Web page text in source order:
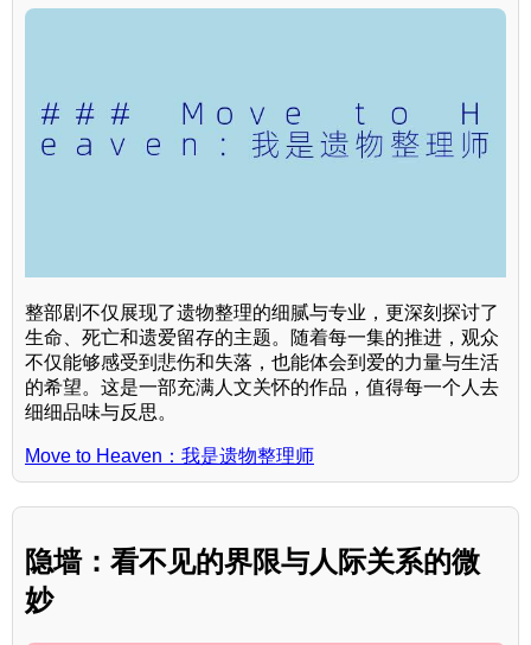
整部剧不仅展现了遗物整理的细腻与专业，更深刻探讨了
生命、死亡和遗爱留存的主题。随着每一集的推进，观众
不仅能够感受到悲伤和失落，也能体会到爱的力量与生活
的希望。这是一部充满人文关怀的作品，值得每一个人去
细细品味与反思。
Move to Heaven：我是遗物整理师
隐墙：看不见的界限与人际关系的微
妙